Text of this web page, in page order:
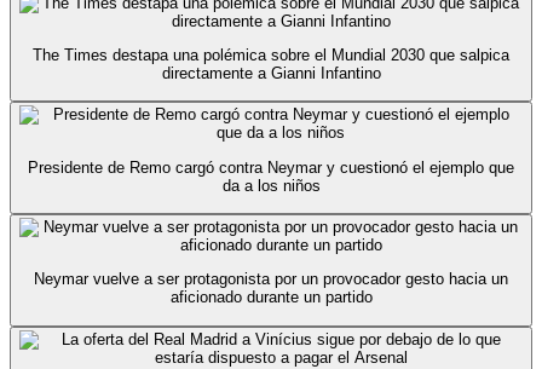
The Times destapa una polémica sobre el Mundial 2030 que salpica
directamente a Gianni Infantino
Presidente de Remo cargó contra Neymar y cuestionó el ejemplo que
da a los niños
Neymar vuelve a ser protagonista por un provocador gesto hacia un
aficionado durante un partido